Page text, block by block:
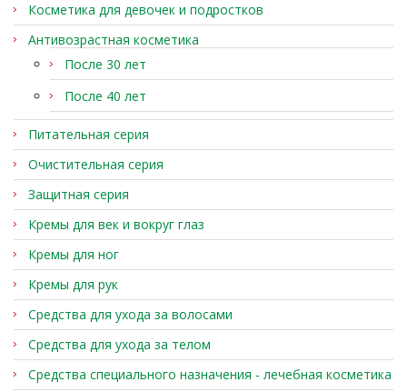
Косметика для девочек и подростков
Антивозрастная косметика
После 30 лет
После 40 лет
Питательная серия
Очистительная серия
Защитная серия
Кремы для век и вокруг глаз
Кремы для ног
Кремы для рук
Средства для ухода за волосами
Средства для ухода за телом
Средства специального назначения - лечебная косметика